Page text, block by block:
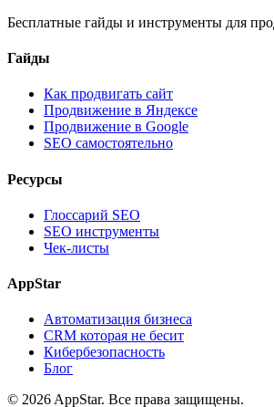
Бесплатные гайды и инструменты для
Гайды
Как продвигать сайт
Продвижение в Яндексе
Продвижение в Google
SEO самостоятельно
Ресурсы
Глоссарий SEO
SEO инструменты
Чек-листы
AppStar
Автоматизация бизнеса
CRM которая не бесит
Кибербезопасность
Блог
© 2026 AppStar. Все права защищены.